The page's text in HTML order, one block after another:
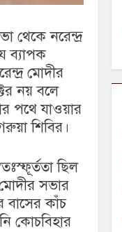
থেকে নরেন্দ্র
ব্যাপক
মোদীর
নয় বলে
পথে যাওয়ার
শিবির।
ছিল
সভার
বাসের কাঁচ
কোচবিহার